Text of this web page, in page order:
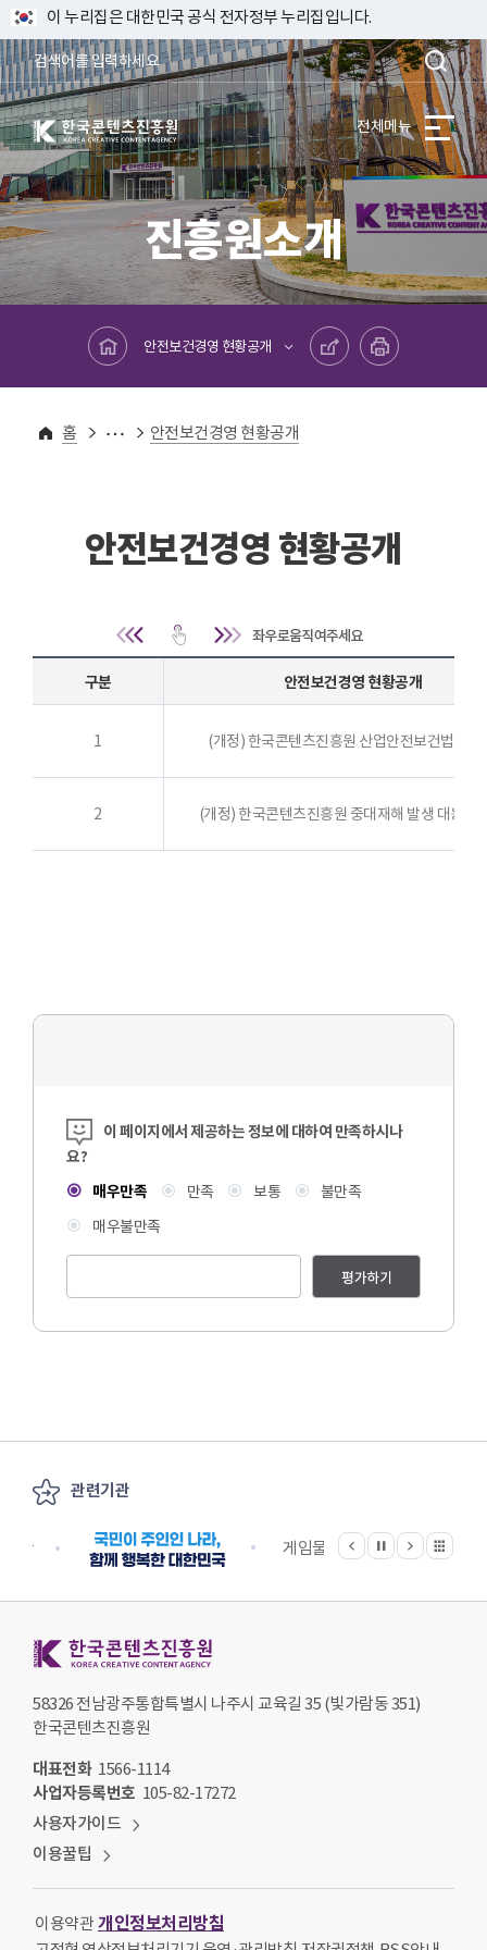
이 누리집은 대한민국 공식 전자정부 누리집입니다.
한국콘텐츠진흥원 KOREA CREATIVE CONTENT AGENCY 전체메뉴
진흥원소개
메인페이지로 바로가기
안전보건경영 현황공개
공유하기 프린트하기
홈
진흥원소개
안전보건경영 안전보건경영 현황공개
안전보건경영 현황공개
안전보건경영 현황공개 | 구분, 안전보건경영
구분
안전보건경영 현황공개
1 (개정) 한국콘텐츠진흥원 산업안전보건법령
2 (개정) 한국콘텐츠진흥원 중대재해 발생 대응 매
콘텐츠 만족도 조사
이 페이지에서 제공하는 정보에 대하여 만족하시나
요?
매우만족
만족 보통
불만족
매우불만족
평가하기
관련기관
게임물관리위원회
이전
정지
다음 관련기관 전체보기
58326 전남광주통합특별시 나주시 교육길 35 (빛가람동 351)
한국콘텐츠진흥원
대표전화 1566-1114
사업자등록번호 105-82-17272
사용자가이드
이용꿀팁
이용약관 개인정보처리방침